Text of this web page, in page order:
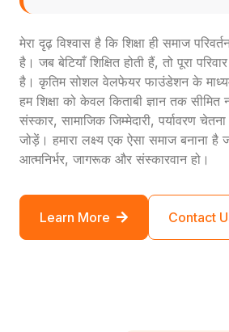
मेरा दृढ़ विश्वास है कि शिक्षा ही समाज
है। जब बेटियाँ शिक्षित होती हैं, तो पूरा
है। कृतिम सोशल वेलफेयर फाउंडेशन के
हम शिक्षा को केवल किताबी ज्ञान तक
संस्कार, सामाजिक जिम्मेदारी, पर्यावरण
जोड़ें। हमारा लक्ष्य एक ऐसा समाज बनाना है
आत्मनिर्भर, जागरूक और संस्कारवान हो।
Learn More Contact